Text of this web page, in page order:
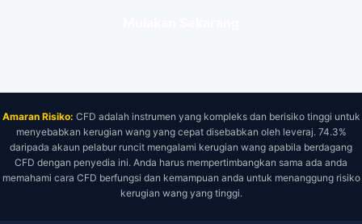
Amaran Risiko: CFD adalah instrumen yang kompleks dan berisiko tinggi untuk
menyebabkan kerugian wang yang cepat disebabkan oleh leveraj. 74.3%
daripada akaun pelabur runcit mengalami kerugian wang apabila berdagang
CFD dengan penyedia ini. Anda harus mempertimbangkan sama ada anda
memahami cara CFD berfungsi dan kemampuan anda untuk menanggung risiko
kerugian wang yang tinggi.